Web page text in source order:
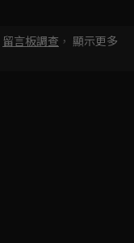
留言板調查 ， 顯示更多